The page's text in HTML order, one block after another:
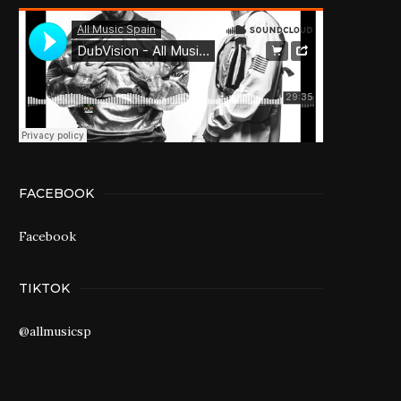
FACEBOOK
Facebook
TIKTOK
@allmusicsp